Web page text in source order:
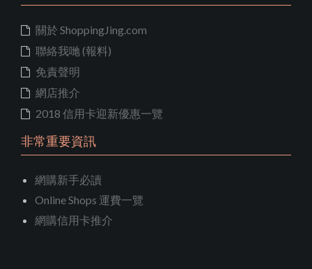
關於 ShoppingJing.com
聯絡我哋 (報料)
免責聲明
網店推介
2018 信用卡迎新優惠一覽
非常重要資訊
網購新手必讀
Online Shops 運費一覽
網購信用卡推介